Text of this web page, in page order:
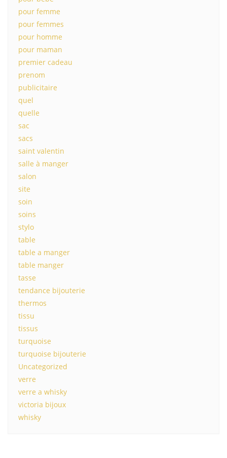
pour femme
pour femmes
pour homme
pour maman
premier cadeau
prenom
publicitaire
quel
quelle
sac
sacs
saint valentin
salle à manger
salon
site
soin
soins
stylo
table
table a manger
table manger
tasse
tendance bijouterie
thermos
tissu
tissus
turquoise
turquoise bijouterie
Uncategorized
verre
verre a whisky
victoria bijoux
whisky